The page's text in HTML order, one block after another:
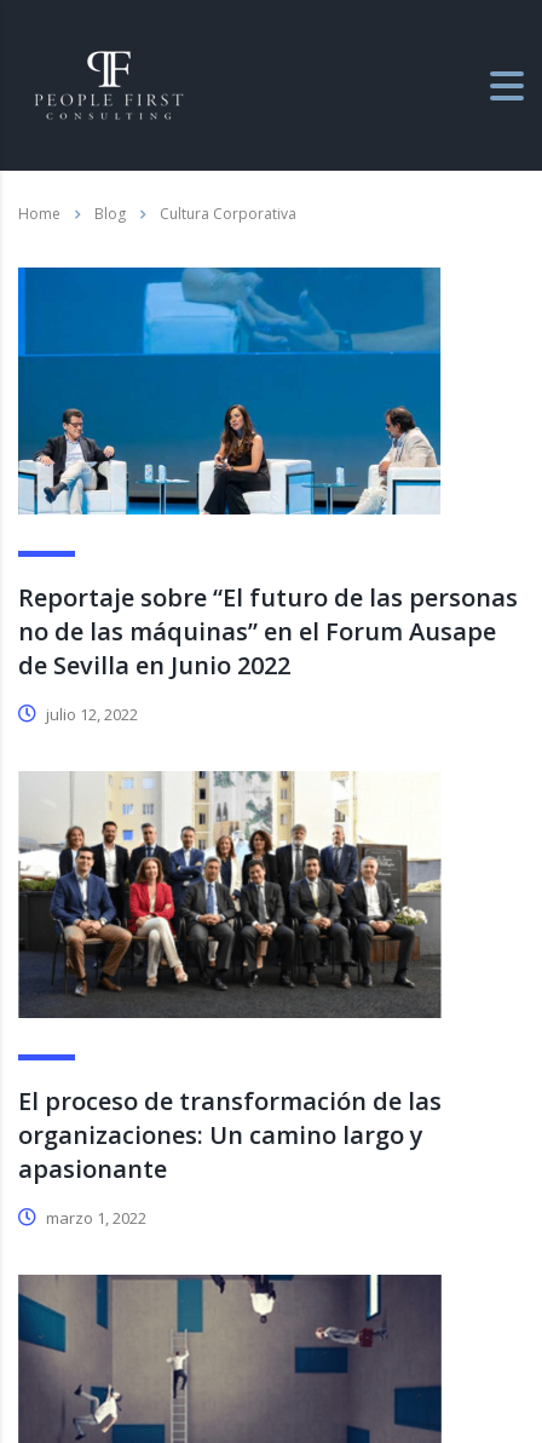
Home Blog Cultura Corporativa
Reportaje sobre “El futuro de las personas
no de las máquinas” en el Forum Ausape
de Sevilla en Junio 2022
julio 12, 2022
El proceso de transformación de las
organizaciones: Un camino largo y
apasionante
marzo 1, 2022